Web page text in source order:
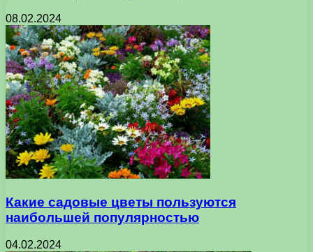
08.02.2024
Какие садовые цветы пользуются
наибольшей популярностью
04.02.2024